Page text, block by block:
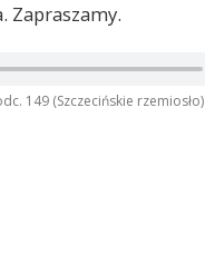
Zapraszamy.
149 (Szczecińskie rzemiosło)